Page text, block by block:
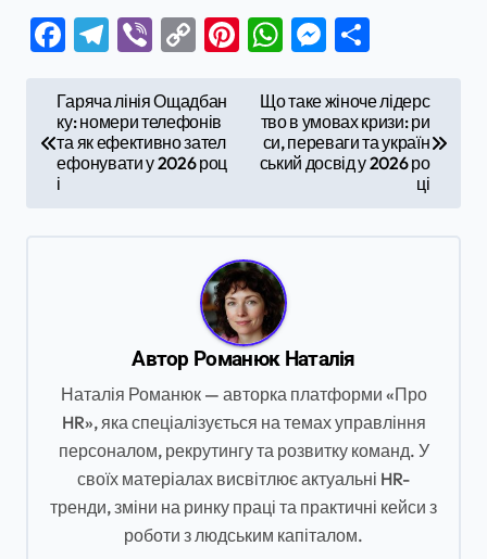
Facebook
Telegram
ViberCopyPinterest
WhatsApp
Гаряча лінія Ощадбан
ку: номери телефонів
та як ефективно зател
ефонувати у 2026 роц
і
Що таке жіноче лідерс
тво в умовах кризи: ри
си, переваги та україн
ський досвід у 2026 ро
ці
Автор Романюк Наталія
Наталія Романюк — авторка платформи «Про
HR», яка спеціалізується на темах управління
персоналом, рекрутингу та розвитку команд. У
своїх матеріалах висвітлює актуальні HR-
тренди, зміни на ринку праці та практичні кейси з
роботи з людським капіталом.